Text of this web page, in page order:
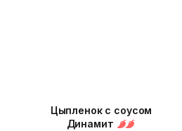
Цыпленок с соусом
Динамит